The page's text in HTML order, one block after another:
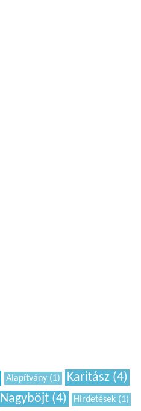
Alapítvány (1) Karitász (4)
Nagyböjt (4) Hirdetések (1)